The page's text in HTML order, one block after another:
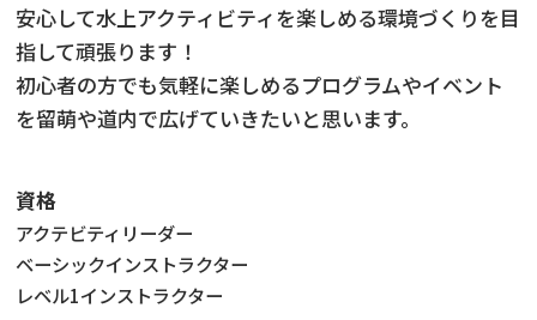
安心して水上アクティビティを楽しめる環境づくりを目
指して頑張ります！
初心者の方でも気軽に楽しめるプログラムやイベント
を留萌や道内で広げていきたいと思います。
資格
アクテビティリーダー
ベーシックインストラクター
レベル1インストラクター